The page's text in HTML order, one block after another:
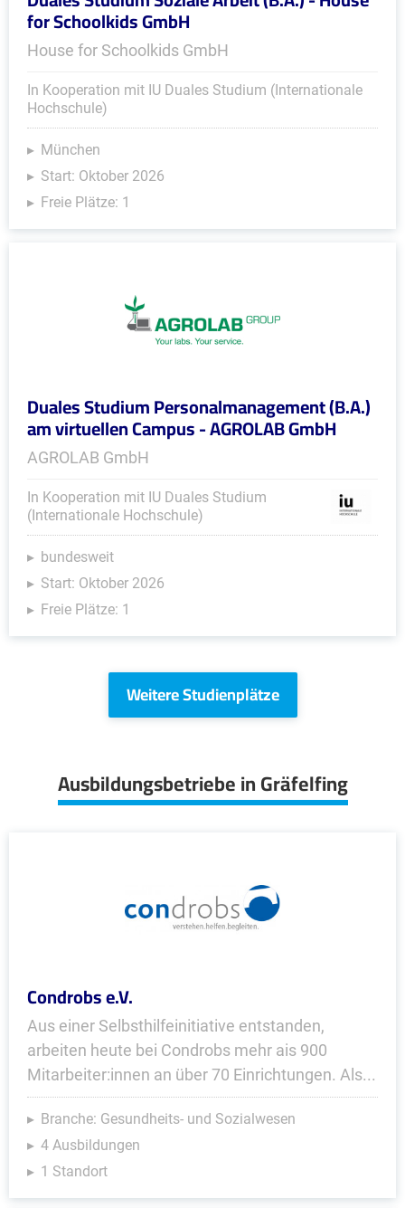
for Schoolkids GmbH
House for Schoolkids GmbH
In Kooperation mit IU Duales Studium (Internationale
Hochschule)
München
Start: Oktober 2026
Freie Plätze: 1
Duales Studium Personalmanagement (B.A.)
am virtuellen Campus - AGROLAB GmbH
AGROLAB GmbH
In Kooperation mit IU Duales Studium
(Internationale Hochschule)
bundesweit
Start: Oktober 2026
Freie Plätze: 1
Weitere Studienplätze
Ausbildungsbetriebe in Gräfelfing
Condrobs e.V.
Aus einer Selbsthilfeinitiative entstanden,
arbeiten heute bei Condrobs mehr ais 900
Mitarbeiter:innen an über 70 Einrichtungen. Als...
Branche: Gesundheits- und Sozialwesen
4 Ausbildungen
1 Standort